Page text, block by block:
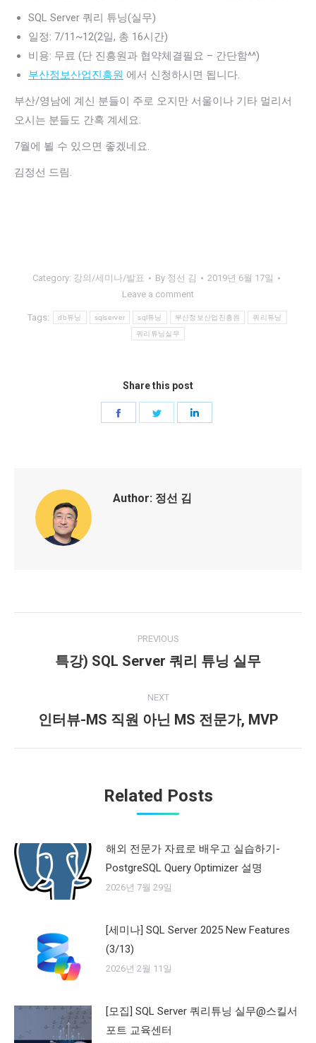
SQL Server 쿼리 튜닝(실무)
일정: 7/11~12(2일, 총 16시간)
비용: 무료 (단 진흥원과 협약체결필요 – 간단함^^)
부산정보산업진흥원 에서 신청하시면 됩니다.
부산/영남에 계신 분들이 주로 오지만 서울이나 기타 멀리서
오시는 분들도 간혹 계세요.
7월에 뵐 수 있으면 좋겠네요.
김정선 드림.
Category: 강의/세미나/발표 By 정선 김
2019년 6월 17일
Leave a comment
Tags: db튜닝 sqlserver sql튜닝 부산정보산업진흥원 쿼리튜닝
쿼리튜닝실무
Share this post
Share
Author: 정선 김
navigation
PREVIOUS
Previous
특강) SQL Server 쿼리 튜닝 실무
NEXT
Next
인터뷰-MS 직원 아닌 MS 전문가, MVP
Related Posts
해외 전문가 자료로 배우고 실습하기-
PostgreSQL Query Optimizer 설명
2026년 7월 29일
[세미나] SQL Server 2025 New Features
(3/13)
2026년 2월 11일
[모집] SQL Server 쿼리튜닝 실무@스킬서
포트 교육센터